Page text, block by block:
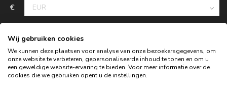
€
Wij gebruiken cookies
We kunnen deze plaatsen voor analyse van onze bezoekersgegevens, om
onze website te verbeteren, gepersonaliseerde inhoud te tonen en om u
een geweldige website-ervaring te bieden. Voor meer informatie over de
cookies die we gebruiken opent u de instellingen.